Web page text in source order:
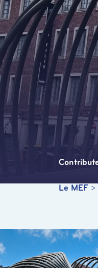
Le MEF >